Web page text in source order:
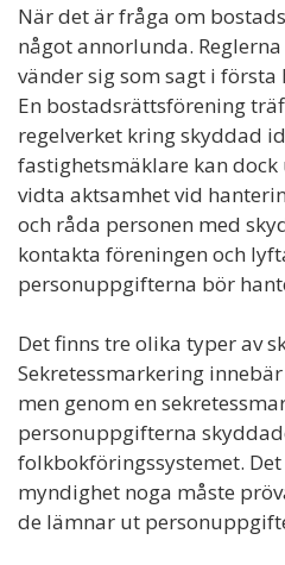
När det är fråga om
något annorlunda.
vänder sig som sagt i
En bostadsrättsförening
regelverket kring skyddad
fastighetsmäklare kan
vidta aktsamhet vid
och råda personen med
kontakta föreningen och
personuppgifterna bör
Det finns tre olika typer av
Sekretessmarkering
men genom en
personuppgifterna
folkbokföringssystemet.
myndighet noga måste
de lämnar ut